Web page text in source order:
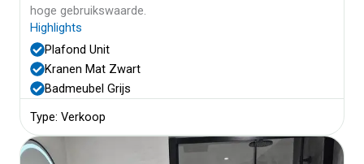
hoge gebruikswaarde.
Highlights
Plafond Unit
Kranen Mat Zwart
Badmeubel Grijs
Type: Verkoop